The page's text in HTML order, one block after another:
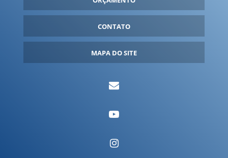
FORNECEDOR DE INFLÁVEIS
CONTATO
MAPA DO SITE